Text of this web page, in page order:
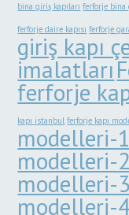
bina giriş kapıları ferforje bina
ferforje daire kapısı ferforje
giriş kapı
imalatları
ferforje
kapı istanbul ferforje kapı
modelleri-1
modelleri-2
modelleri-3
modelleri-